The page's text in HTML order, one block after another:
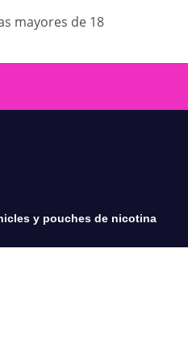
mayores de 18
y pouches de nicotina